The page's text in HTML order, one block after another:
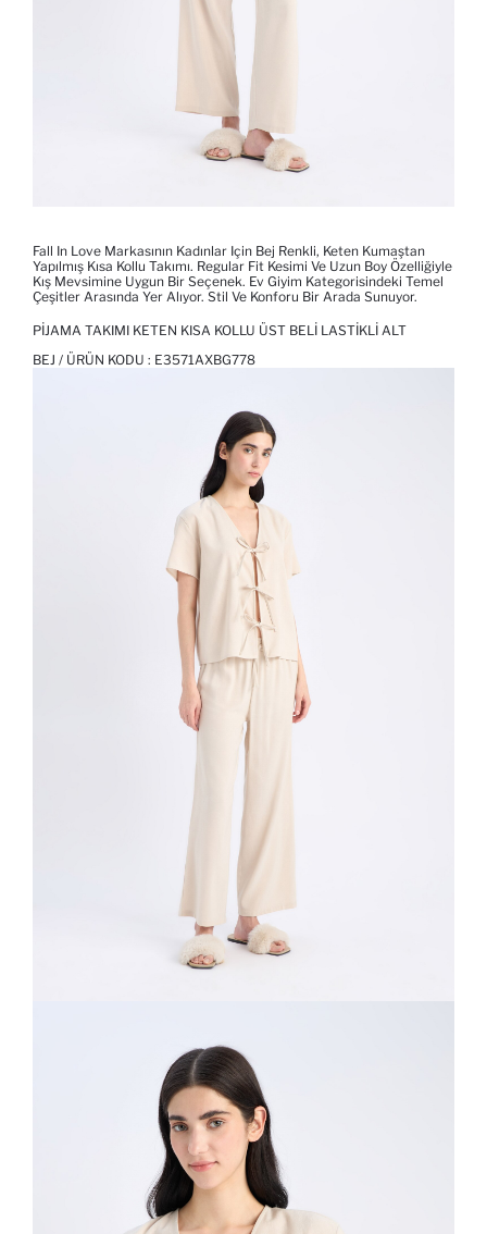
Fall In Love Markasının Kadınlar Için Bej Renkli, Keten Kumaştan
Yapılmış Kısa Kollu Takımı. Regular Fit Kesimi Ve Uzun Boy Özelliğiyle
Kış Mevsimine Uygun Bir Seçenek. Ev Giyim Kategorisindeki Temel
Çeşitler Arasında Yer Alıyor. Stil Ve Konforu Bir Arada Sunuyor.
PIJAMA TAKIMI KETEN KISA KOLLU ÜST BELI LASTIKLI ALT
BEJ / ÜRÜN KODU : E3571AXBG778